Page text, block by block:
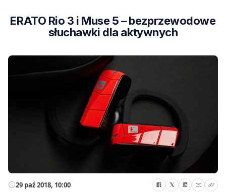
ERATO Rio 3 i Muse 5 – bezprzewodowe
słuchawki dla aktywnych
29 paź 2018, 10:00